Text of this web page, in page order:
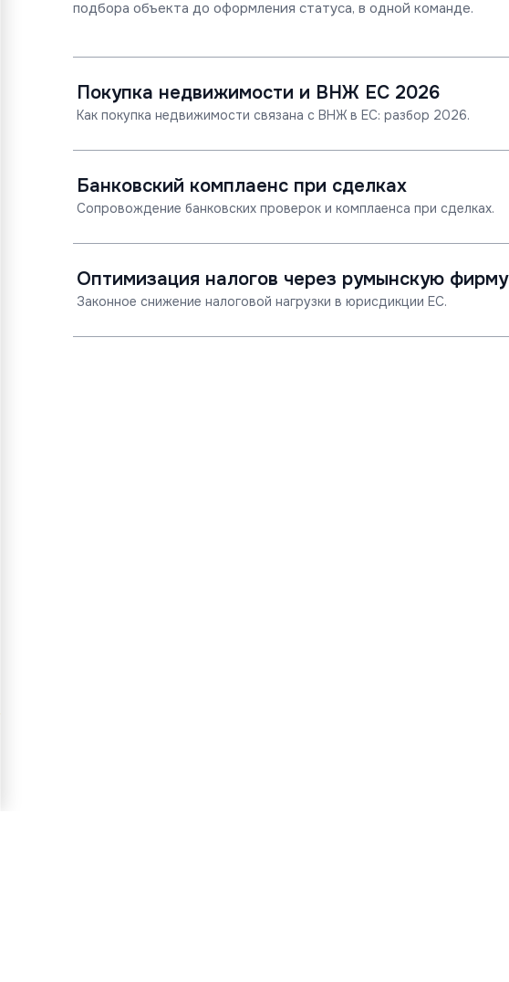
подбора объекта до оформления статуса, в одной команде.
Покупка недвижимости и ВНЖ ЕС 2026
Как покупка недвижимости связана с ВНЖ в ЕС: разбор 2026.
Банковский комплаенс при сделках
Сопровождение банковских проверок и комплаенса при сделках.
Оптимизация налогов через румынскую фирму
Законное снижение налоговой нагрузки в юрисдикции ЕС.